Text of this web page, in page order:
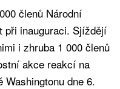
členů Národní
při inauguraci. Sjíždějí
i zhruba 1 000 členů
akce reakcí na
dne 6.